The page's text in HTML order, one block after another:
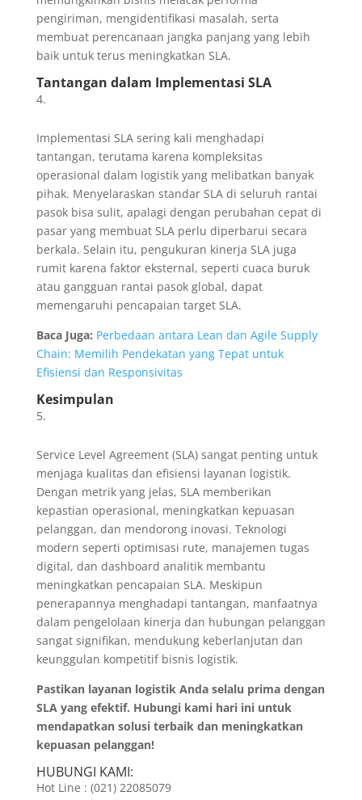
pengiriman, mengidentifikasi masalah, serta
membuat perencanaan jangka panjang yang lebih
baik untuk terus meningkatkan SLA.
Tantangan dalam Implementasi SLA
Implementasi SLA sering kali menghadapi
tantangan, terutama karena kompleksitas
operasional dalam logistik yang melibatkan banyak
pihak. Menyelaraskan standar SLA di seluruh rantai
pasok bisa sulit, apalagi dengan perubahan cepat di
pasar yang membuat SLA perlu diperbarui secara
berkala. Selain itu, pengukuran kinerja SLA juga
rumit karena faktor eksternal, seperti cuaca buruk
atau gangguan rantai pasok global, dapat
memengaruhi pencapaian target SLA.
Baca Juga: Perbedaan antara Lean dan Agile Supply
Chain: Memilih Pendekatan yang Tepat untuk
Efisiensi dan Responsivitas
Kesimpulan
Service Level Agreement (SLA) sangat penting untuk
menjaga kualitas dan efisiensi layanan logistik.
Dengan metrik yang jelas, SLA memberikan
kepastian operasional, meningkatkan kepuasan
pelanggan, dan mendorong inovasi. Teknologi
modern seperti optimisasi rute, manajemen tugas
digital, dan dashboard analitik membantu
meningkatkan pencapaian SLA. Meskipun
penerapannya menghadapi tantangan, manfaatnya
dalam pengelolaan kinerja dan hubungan pelanggan
sangat signifikan, mendukung keberlanjutan dan
keunggulan kompetitif bisnis logistik.
Pastikan layanan logistik Anda selalu prima dengan
SLA yang efektif. Hubungi kami hari ini untuk
mendapatkan solusi terbaik dan meningkatkan
kepuasan pelanggan!
HUBUNGI KAMI:
Hot Line : (021) 22085079